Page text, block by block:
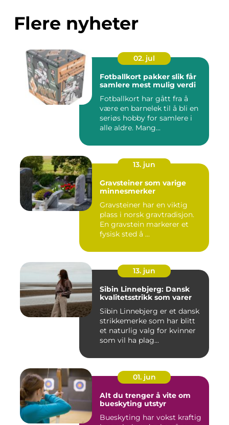
Flere nyheter
02. jul
Fotballkort pakker slik får
samlere mest mulig verdi
Fotballkort har gått fra å
være en barnelek til å bli en
seriøs hobby for samlere i
alle aldre. Mang...
13. jun
Gravsteiner som varige
minnesmerker
Gravsteiner har en viktig
plass i norsk gravtradisjon.
En gravstein markerer et
fysisk sted å ...
13. jun
Sibin Linnebjerg: Dansk
kvalitetsstrikk som varer
Sibin Linnebjerg er et dansk
strikkemerke som har blitt
et naturlig valg for kvinner
som vil ha plag...
01. jun
Alt du trenger å vite om
bueskyting utstyr
Bueskyting har vokst kraftig